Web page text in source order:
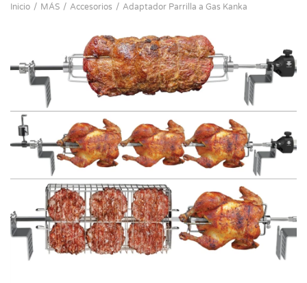
Inicio MÁS Accesorios Adaptador Parrilla a Gas Kanka